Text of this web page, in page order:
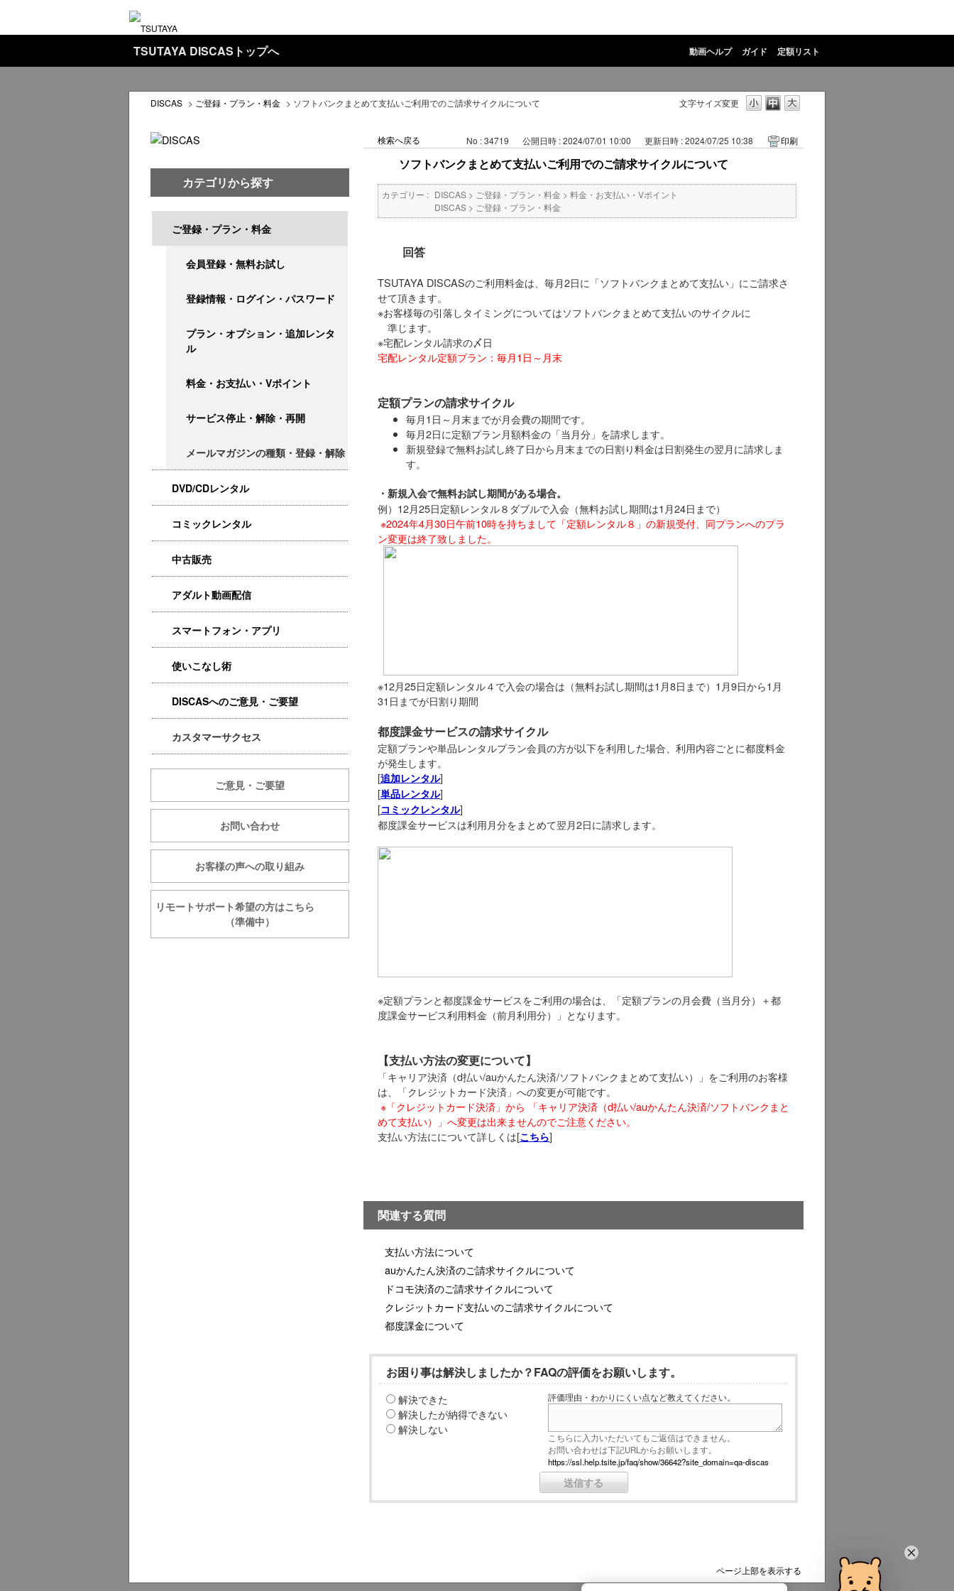
TSUTAYA DISCASトップへ 動画ヘルプ ガイド 定額リスト
文字サイズ変更
DISCAS > ご登録・プラン・料金 > ソフトバンクまとめて支払いご利用でのご請求サイクルについて
カテゴリから探す
ご登録・プラン・料金
会員登録・無料お試し
登録情報・ログイン・パスワード
プラン・オプション・追加レンタ
ル
料金・お支払い・Vポイント
サービス停止・解除・再開
メールマガジンの種類・登録・解除
DVD/CDレンタル
コミックレンタル
中古販売
アダルト動画配信
スマートフォン・アプリ
使いこなし術
DISCASへのご意見・ご要望
カスタマーサクセス
ご意見・ご要望
お問い合わせ
お客様の声への取り組み
リモートサポート希望の方はこちら
（準備中）
検索へ戻る No : 34719 公開日時 : 2024/07/01 10:00 更新日時 : 2024/07/25 10:38 印刷
ソフトバンクまとめて支払いご利用でのご請求サイクルについて
カテゴリー : DISCAS > ご登録・プラン・料金 > 料金・お支払い・Vポイント
DISCAS > ご登録・プラン・料金
回答
TSUTAYA DISCASのご利用料金は、毎月2日に「ソフトバンクまとめて支払い」にご請求さ
せて頂きます。
※お客様毎の引落しタイミングについてはソフトバンクまとめて支払いのサイクルに
準じます。
※宅配レンタル請求の〆日
宅配レンタル定額プラン：毎月1日～月末
定額プランの請求サイクル
毎月1日～月末までが月会費の期間です。
毎月2日に定額プラン月額料金の「当月分」を請求します。
新規登録で無料お試し終了日から月末までの日割り料金は日割発生の翌月に請求しま
す。
・新規入会で無料お試し期間がある場合。
例）12月25日定額レンタル８ダブルで入会（無料お試し期間は1月24日まで）
※2024年4月30日午前10時を持ちまして「定額レンタル８」の新規受付、同プランへのプラ
ン変更は終了致しました。
※12月25日定額レンタル４で入会の場合は（無料お試し期間は1月8日まで）1月9日から1月
31日までが日割り期間
都度課金サービスの請求サイクル
定額プランや単品レンタルプラン会員の方が以下を利用した場合、利用内容ごとに都度料金
が発生します。
[追加レンタル]
[単品レンタル]
[コミックレンタル]
都度課金サービスは利用月分をまとめて翌月2日に請求します。
※定額プランと都度課金サービスをご利用の場合は、「定額プランの月会費（当月分）＋都
度課金サービス利用料金（前月利用分）」となります。
【支払い方法の変更について】
「キャリア決済（d払い/auかんたん決済/ソフトバンクまとめて支払い）」をご利用のお客様
は、「クレジットカード決済」への変更が可能です。
※「クレジットカード決済」から 「キャリア決済（d払い/auかんたん決済/ソフトバンクまと
めて支払い）」へ変更は出来ませんのでご注意ください。
支払い方法にについて詳しくは[こちら]
関連する質問
支払い方法について
auかんたん決済のご請求サイクルについて
ドコモ決済のご請求サイクルについて
クレジットカード支払いのご請求サイクルについて
都度課金について
お困り事は解決しましたか？FAQの評価をお願いします。
解決できた
解決したが納得できない
解決しない
評価理由・わかりにくい点など教えてください。
こちらに入力いただいてもご返信はできません。
お問い合わせは下記URLからお願いします。
https://ssl.help.tsite.jp/faq/show/36642?site_domain=qa-discas
ページ上部を表示する